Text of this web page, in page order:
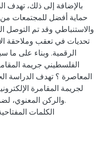
بالإضافة إلى ذلك، تهدف
حماية أفضل للمجتمعات من
والاستنباطي وقد تم التوصل
تحديات في تعقب وملاحقة
الرقمية. وبناء على ما
الفلسطيني جريمة
المعاصرة ؟ تهدف الدراسة
لجريمة المقامرة
والركن المعنوي،
الكلمات